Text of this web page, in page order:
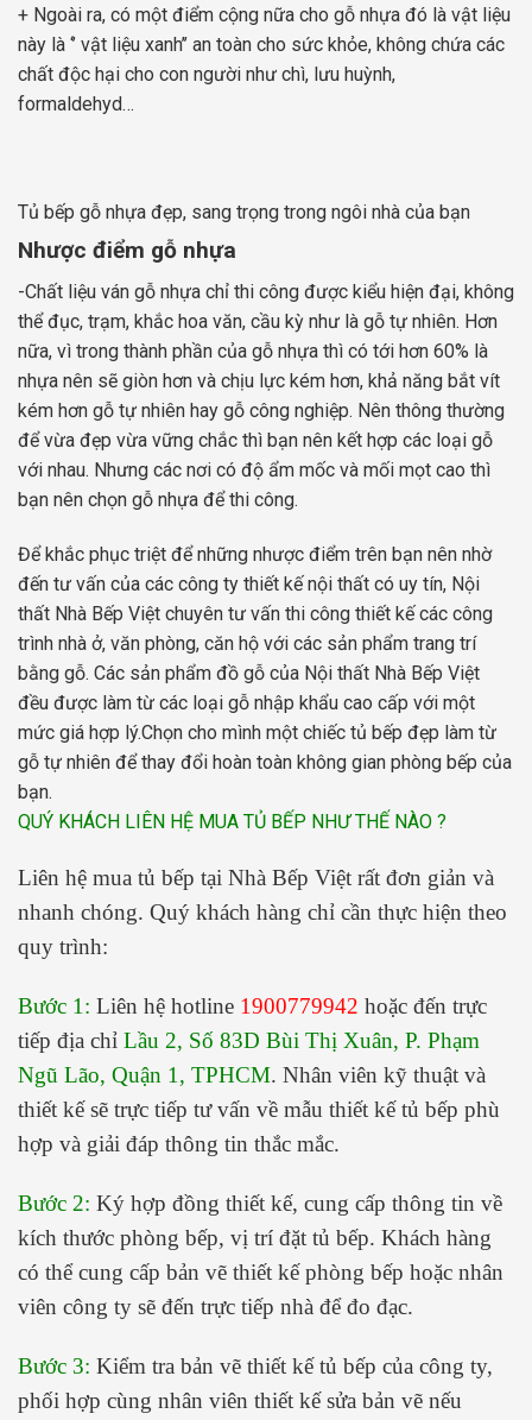
+ Ngoài ra, có một điểm cộng nữa cho gỗ nhựa đó là vật liệu
này là ‘’ vật liệu xanh’’ an toàn cho sức khỏe, không chứa các
chất độc hại cho con người như chì, lưu huỳnh,
formaldehyd…
Tủ bếp gỗ nhựa đẹp, sang trọng trong ngôi nhà của bạn
Nhược điểm gỗ nhựa
-Chất liệu ván gỗ nhựa chỉ thi công được kiểu hiện đại, không
thể đục, trạm, khắc hoa văn, cầu kỳ như là gỗ tự nhiên. Hơn
nữa, vì trong thành phần của gỗ nhựa thì có tới hơn 60% là
nhựa nên sẽ giòn hơn và chịu lực kém hơn, khả năng bắt vít
kém hơn gỗ tự nhiên hay gỗ công nghiệp. Nên thông thường
để vừa đẹp vừa vững chắc thì bạn nên kết hợp các loại gỗ
với nhau. Nhưng các nơi có độ ẩm mốc và mối mọt cao thì
bạn nên chọn gỗ nhựa để thi công.
Để khắc phục triệt để những nhược điểm trên bạn nên nhờ
đến tư vấn của các công ty thiết kế nội thất có uy tín, Nội
thất Nhà Bếp Việt chuyên tư vấn thi công thiết kế các công
trình nhà ở, văn phòng, căn hộ với các sản phẩm trang trí
bằng gỗ. Các sản phẩm đồ gỗ của Nội thất Nhà Bếp Việt
đều được làm từ các loại gỗ nhập khẩu cao cấp với một
mức giá hợp lý.Chọn cho mình một chiếc tủ bếp đẹp làm từ
gỗ tự nhiên để thay đổi hoàn toàn không gian phòng bếp của
bạn.
QUÝ KHÁCH LIÊN HỆ MUA TỦ BẾP NHƯ THẾ NÀO ?
Liên hệ mua tủ bếp tại Nhà Bếp Việt rất đơn giản và
nhanh chóng. Quý khách hàng chỉ cần thực hiện theo
quy trình:
Bước 1: Liên hệ hotline 1900779942 hoặc đến trực
tiếp địa chỉ Lầu 2, Số 83D Bùi Thị Xuân, P. Phạm
Ngũ Lão, Quận 1, TPHCM. Nhân viên kỹ thuật và
thiết kế sẽ trực tiếp tư vấn về mẫu thiết kế tủ bếp phù
hợp và giải đáp thông tin thắc mắc.
Bước 2: Ký hợp đồng thiết kế, cung cấp thông tin về
kích thước phòng bếp, vị trí đặt tủ bếp. Khách hàng
có thể cung cấp bản vẽ thiết kế phòng bếp hoặc nhân
viên công ty sẽ đến trực tiếp nhà để đo đạc.
Bước 3: Kiểm tra bản vẽ thiết kế tủ bếp của công ty,
phối hợp cùng nhân viên thiết kế sửa bản vẽ nếu